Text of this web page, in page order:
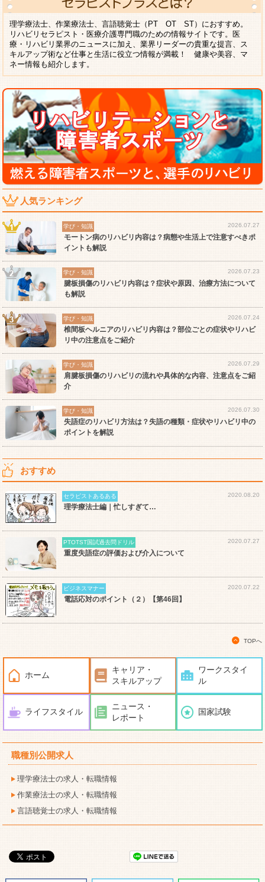
理学療法士、作業療法士、言語聴覚士（PT OT ST）におすすめ。
リハビリセラピスト・医療介護専門職のための情報サイトです。医
療・リハビリ業界のニュースに加え、業界リーダーの貴重な提言、ス
キルアップ術など仕事と生活に役立つ情報が満載！ 健康や美容、マ
ネー情報も紹介します。
人気ランキング
学び・知識 2026.07.27
モートン病のリハビリ内容は？病態や生活上で注意すべきポ
イントも解説
学び・知識 2026.07.23
腱板損傷のリハビリ内容は？症状や原因、治療方法について
も解説
学び・知識 2026.07.24
椎間板ヘルニアのリハビリ内容は？部位ごとの症状やリハビ
リ中の注意点をご紹介
学び・知識 2026.07.29
肩腱板損傷のリハビリの流れや具体的な内容、注意点をご紹
介
学び・知識 2026.07.30
失語症のリハビリ方法は？失語の種類・症状やリハビリ中の
ポイントを解説
おすすめ
セラピストあるある 2020.08.20
理学療法士編｜忙しすぎて…
PTOTST国試過去問ドリル 2020.07.27
重度失語症の評価および介入について
ビジネスマナー 2020.07.22
電話応対のポイント（２）【第46回】
TOPへ
ホーム
キャリア・
スキルアップ
ワークスタイ
ル
ライフスタイル
ニュース・
レポート
国家試験
職種別公開求人
理学療法士の求人・転職情報
作業療法士の求人・転職情報
言語聴覚士の求人・転職情報